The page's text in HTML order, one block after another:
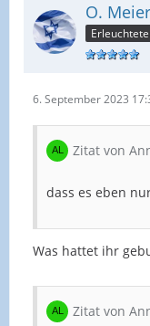
O. Meier
6. September 2023
Zitat von
dass es eben
Was hattet ihr
Zitat von